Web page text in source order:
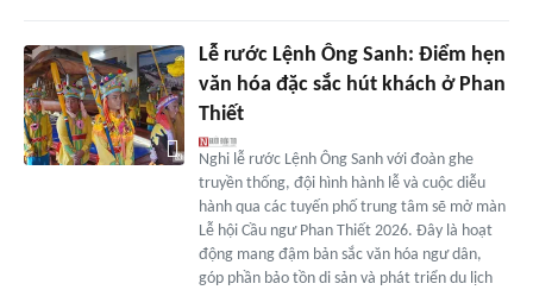
Lễ rước Lệnh Ông Sanh: Điểm hẹn
văn hóa đặc sắc hút khách ở Phan
Thiết
Nghi lễ rước Lệnh Ông Sanh với đoàn ghe
truyền thống, đội hình hành lễ và cuộc diễu
hành qua các tuyến phố trung tâm sẽ mở màn
Lễ hội Cầu ngư Phan Thiết 2026. Đây là hoạt
động mang đậm bản sắc văn hóa ngư dân,
góp phần bảo tồn di sản và phát triển du lịch